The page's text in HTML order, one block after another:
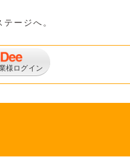
ージへ。
様ログイン